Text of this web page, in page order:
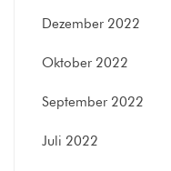
Dezember 2022
Oktober 2022
September 2022
Juli 2022